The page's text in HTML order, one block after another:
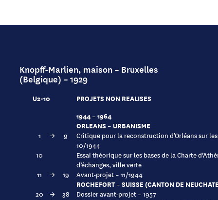
Knopff-Marlien, maison – Bruxelles
(Belgique) – 1929
U2-10
PROJETS NON REALISES
1944 – 1964
ORLEANS – URBANISME
1 → 9
Critique pour la reconstruction d’Orléans sur
10/1944
10
Essai théorique sur les bases de la Charte
d’échanges, ville verte
11
→ 19 Avant-projet – 11/1944
ROCHEFORT – SUISSE (CANTON DE
20 → 38
Dossier avant-projet – 1957